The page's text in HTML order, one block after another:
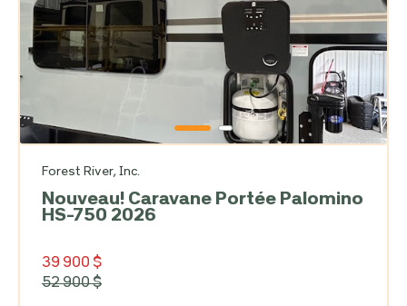
Forest River, Inc.
Nouveau! Caravane Portée Palomino
HS-750 2026
52 900 $
39 900 $